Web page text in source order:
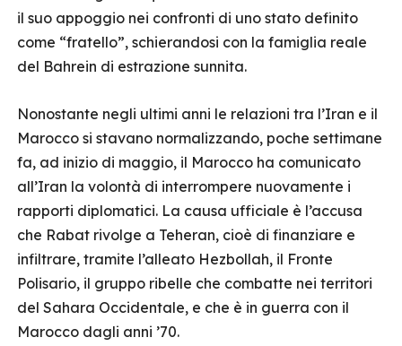
il suo appoggio nei confronti di uno stato definito
come “fratello”, schierandosi con la famiglia reale
del Bahrein di estrazione sunnita.
Nonostante negli ultimi anni le relazioni tra l’Iran e il
Marocco si stavano normalizzando, poche settimane
fa, ad inizio di maggio, il Marocco ha comunicato
all’Iran la volontà di interrompere nuovamente i
rapporti diplomatici. La causa ufficiale è l’accusa
che Rabat rivolge a Teheran, cioè di finanziare e
infiltrare, tramite l’alleato Hezbollah, il Fronte
Polisario, il gruppo ribelle che combatte nei territori
del Sahara Occidentale, e che è in guerra con il
Marocco dagli anni ’70.